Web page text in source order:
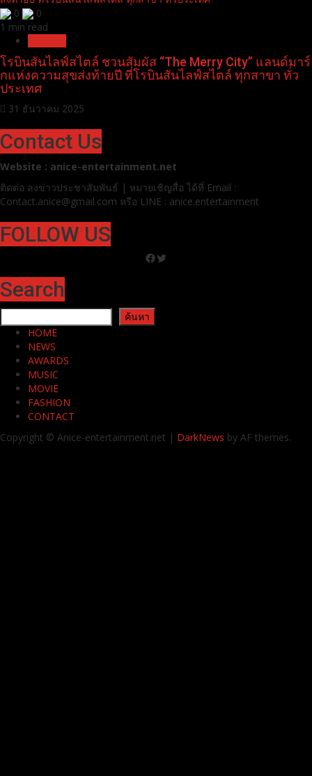
0
0
1 min read
โรบินสันไลฟ์สไตล์ ชวนสัมผัส “The Merry City” แลนด์มาร์
กแห่งความสุขส่งท้ายปี ที่โรบินสันไลฟ์สไตล์ ทุกสาขา ทั่ว
ประเทศ
31 ธันวาคม 2025
Contact Us
Website : anice-entertainment.net
ติดต่อ ลงข่าวประชาสัมพันธ์ | หมายเชิญสื่อ ได้ที่ Email :
Contact.anice@gmail.com หรือ LINE : anice.entertainment
FOLLOW US
Facebook
Twitter
Search
ค้นหา
ค้นหา
HOME
NEWS
AWARDS
MUSIC
MOVIE
FASHION
CONTACT
Copyright © Anice-entertainment.net | DarkNews by AF themes.